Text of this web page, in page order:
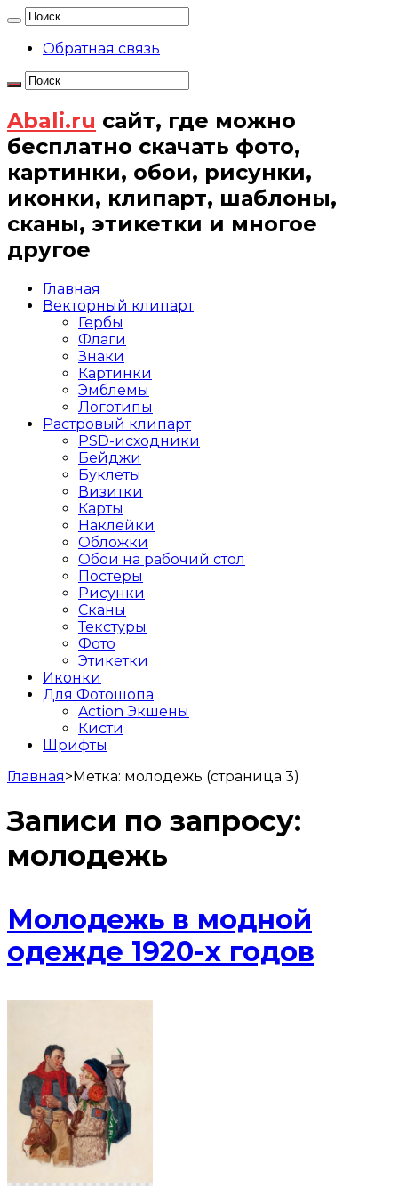
Обратная связь
Abali.ru сайт, где можно
бесплатно скачать фото,
картинки, обои, рисунки,
иконки, клипарт, шаблоны,
сканы, этикетки и многое
другое
Главная
Векторный клипарт
Гербы
Флаги
Знаки
Картинки
Эмблемы
Логотипы
Растровый клипарт
PSD-исходники
Бейджи
Буклеты
Визитки
Карты
Наклейки
Обложки
Обои на рабочий стол
Постеры
Рисунки
Сканы
Текстуры
Фото
Этикетки
Иконки
Для Фотошопа
Action Экшены
Кисти
Шрифты
Главная>Метка: молодежь (страница 3)
Записи по запросу:
молодежь
Молодежь в модной
одежде 1920-х годов